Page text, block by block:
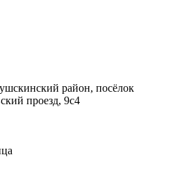
район, посёлок
проезд, 9с4